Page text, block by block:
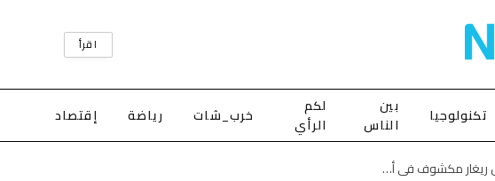
اقرأ
تكنولوجيا
بين
الناس
لكم
الرأي
خرب_شات رياضة إقتصاد
أضرار مادية إثر سقوط سيارة مفتي طرابلس والشمال داخل ريغار مكشوف في أبي سمراء